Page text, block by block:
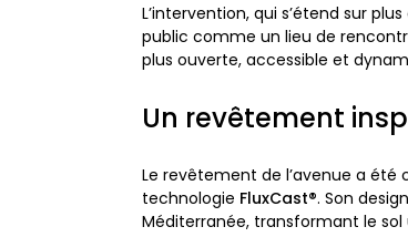
L’intervention, qui s’étend sur plus
public comme un lieu de
plus ouverte, accessible et
Un revêtement
Le revêtement de l’avenue a été
technologie FluxCast®. Son
Méditerranée, transformant le